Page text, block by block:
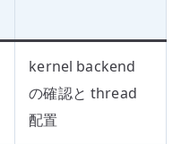
kernel backend
の確認と thread
配置